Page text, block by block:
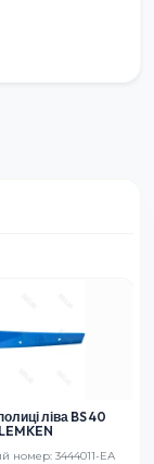
ліва BS 40
LEMKEN
номер: 3444011-ЕА